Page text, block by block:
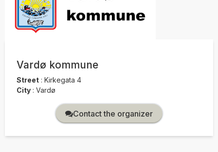
Vardø kommune
Street : Kirkegata 4
City : Vardø
Contact the organizer